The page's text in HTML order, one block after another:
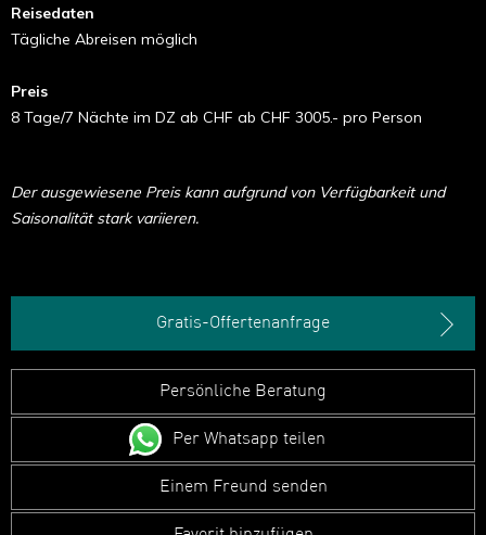
Reisedaten
Tägliche Abreisen möglich
Preis
8 Tage/7 Nächte im DZ ab CHF ab CHF 3005.- pro Person
Der ausgewiesene Preis kann aufgrund von Verfügbarkeit und
Saisonalität stark variieren.
Gratis-Offertenanfrage
Persönliche Beratung
Per Whatsapp teilen
Einem Freund senden